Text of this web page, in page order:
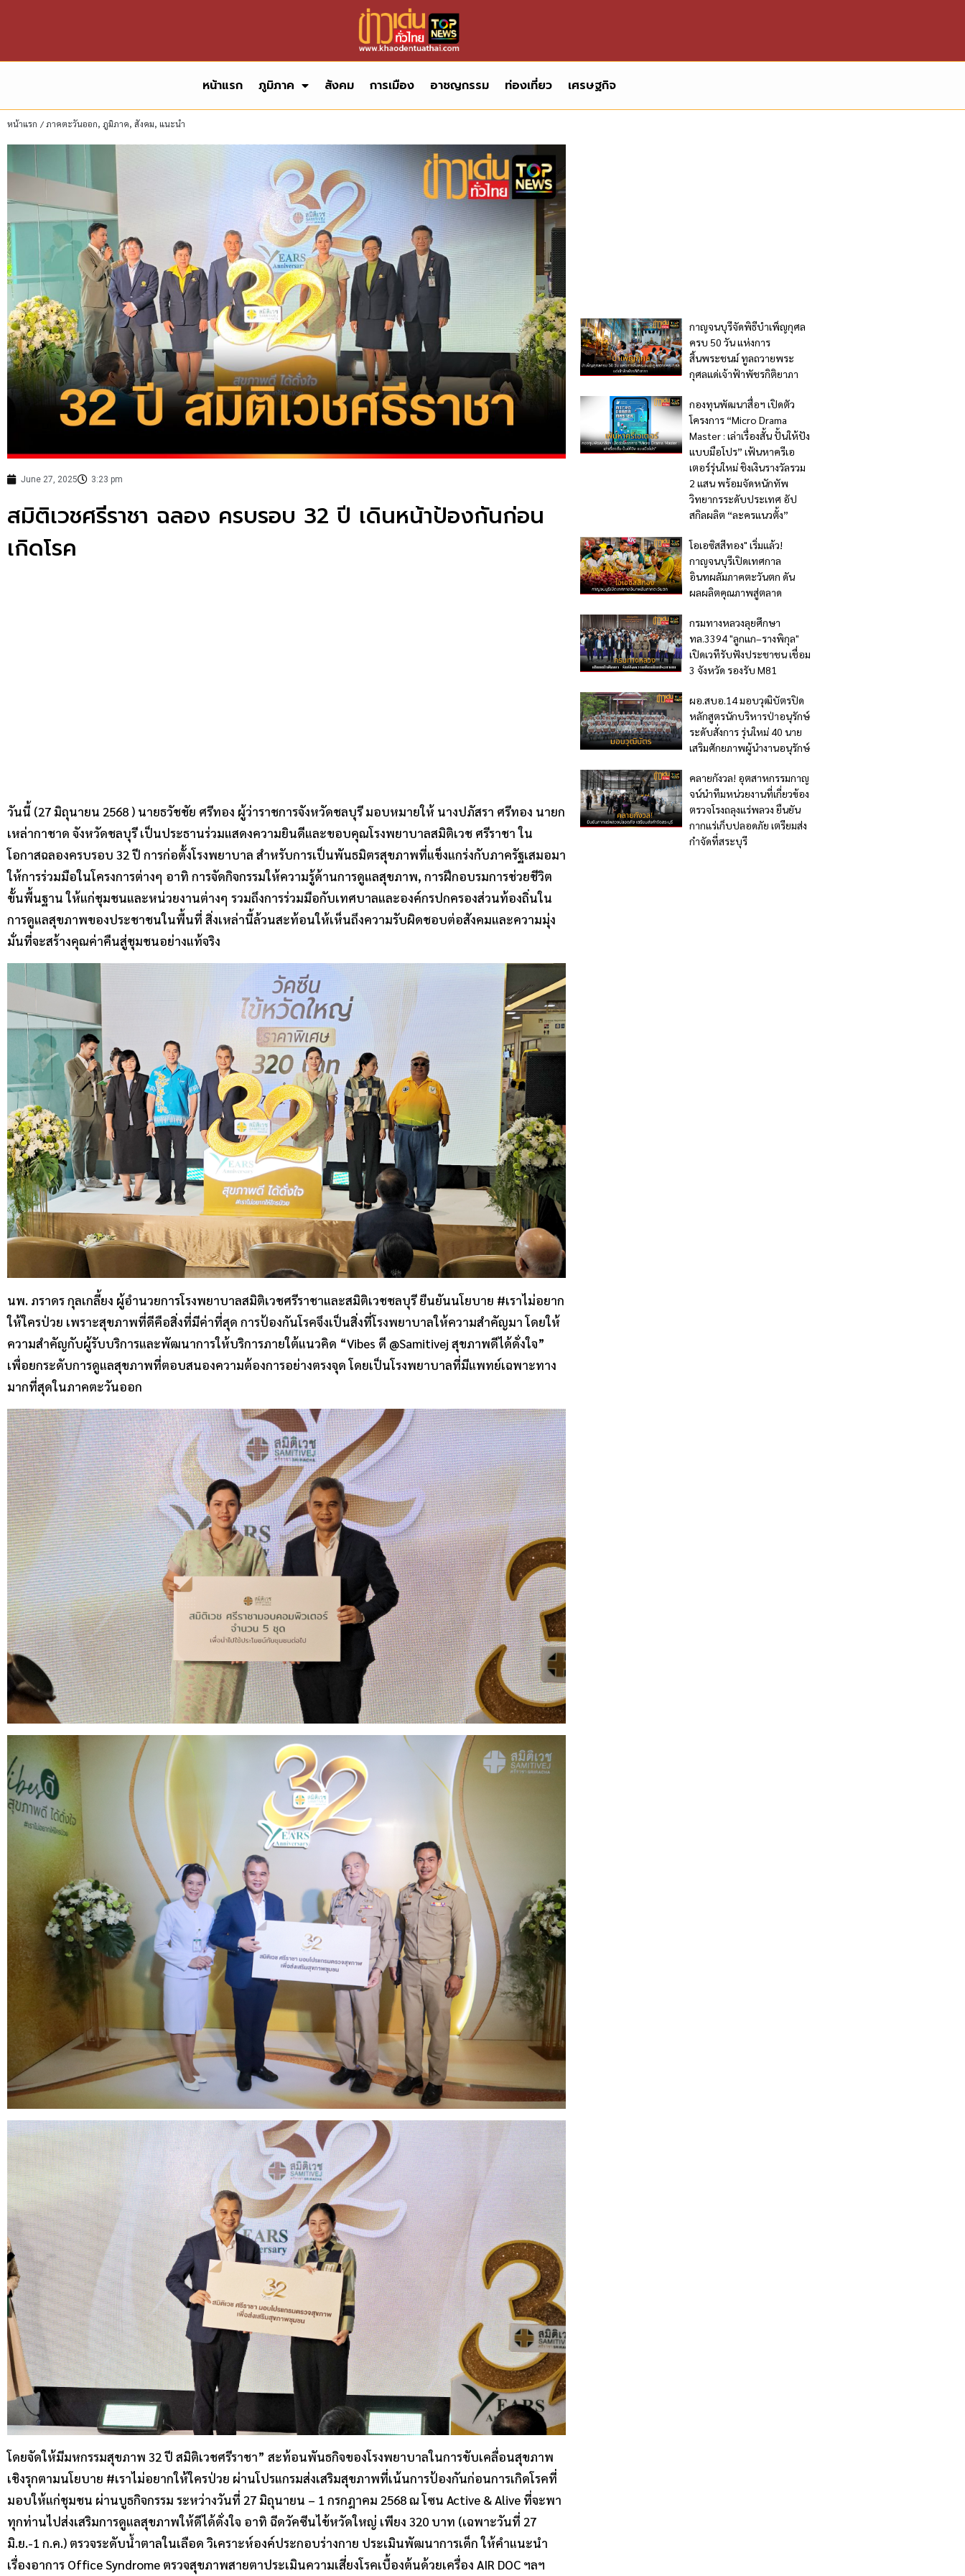
หน้าแรก ภูมิภาค สังคม การเมือง อาชญกรรม ท่องเที่ยว เศรษฐกิจ
หน้าแรก /ภาคตะวันออก, ภูมิภาค, สังคม, แนะนำ
June 27, 2025 3:23 pm
สมิติเวชศรีราชา ฉลอง ครบรอบ 32 ปี เดินหน้าป้องกันก่อน
เกิดโรค
วันนี้ (27 มิถุนายน 2568 ) นายธวัชชัย ศรีทอง ผู้ว่าราชการจังหวัดชลบุรี มอบหมายให้ นางปภัสรา ศรีทอง นายก
เหล่ากาชาด จังหวัดชลบุรี เป็นประธานร่วมแสดงความยินดีและขอบคุณโรงพยาบาลสมิติเวช ศรีราชา ใน
โอกาสฉลองครบรอบ 32 ปี การก่อตั้งโรงพยาบาล สำหรับการเป็นพันธมิตรสุขภาพที่แข็งแกร่งกับภาครัฐเสมอมา
ให้การร่วมมือในโครงการต่างๆ อาทิ การจัดกิจกรรมให้ความรู้ด้านการดูแลสุขภาพ, การฝึกอบรมการช่วยชีวิต
ขั้นพื้นฐาน ให้แก่ชุมชนและหน่วยงานต่างๆ รวมถึงการร่วมมือกับเทศบาลและองค์กรปกครองส่วนท้องถิ่นใน
การดูแลสุขภาพของประชาชนในพื้นที่ สิ่งเหล่านี้ล้วนสะท้อนให้เห็นถึงความรับผิดชอบต่อสังคมและความมุ่ง
มั่นที่จะสร้างคุณค่าคืนสู่ชุมชนอย่างแท้จริง
นพ. ภราดร กุลเกลี้ยง ผู้อำนวยการโรงพยาบาลสมิติเวชศรีราชาและสมิติเวชชลบุรี ยืนยันนโยบาย #เราไม่อยาก
ให้ใครป่วย เพราะสุขภาพที่ดีคือสิ่งที่มีค่าที่สุด การป้องกันโรคจึงเป็นสิ่งที่โรงพยาบาลให้ความสำคัญมา โดยให้
ความสำคัญกับผู้รับบริการและพัฒนาการให้บริการภายใต้แนวคิด “Vibes ดี @Samitivej สุขภาพดีได้ดั่งใจ”
เพื่อยกระดับการดูแลสุขภาพที่ตอบสนองความต้องการอย่างตรงจุด โดยเป็นโรงพยาบาลที่มีแพทย์เฉพาะทาง
มากที่สุดในภาคตะวันออก
โดยจัดให้มีมหกรรมสุขภาพ 32 ปี สมิติเวชศรีราชา” สะท้อนพันธกิจของโรงพยาบาลในการขับเคลื่อนสุขภาพ
เชิงรุกตามนโยบาย #เราไม่อยากให้ใครป่วย ผ่านโปรแกรมส่งเสริมสุขภาพที่เน้นการป้องกันก่อนการเกิดโรคที่
มอบให้แก่ชุมชน ผ่านบูธกิจกรรม ระหว่างวันที่ 27 มิถุนายน – 1 กรกฎาคม 2568 ณ โซน Active & Alive ที่จะพา
ทุกท่านไปส่งเสริมการดูแลสุขภาพให้ดีได้ดั่งใจ อาทิ ฉีดวัคซีนไข้หวัดใหญ่ เพียง 320 บาท (เฉพาะวันที่ 27
มิ.ย.-1 ก.ค.) ตรวจระดับน้ำตาลในเลือด วิเคราะห์องค์ประกอบร่างกาย ประเมินพัฒนาการเด็ก ให้คำแนะนำ
เรื่องอาการ Office Syndrome ตรวจสุขภาพสายตาประเมินความเสี่ยงโรคเบื้องต้นด้วยเครื่อง AIR DOC ฯลฯ
กาญจนบุรีจัดพิธีบำเพ็ญกุศล
ครบ 50 วัน แห่งการ
สิ้นพระชนม์ ทูลถวายพระ
กุศลแด่เจ้าฟ้าพัชรกิติยาภา
กองทุนพัฒนาสื่อฯ เปิดตัว
โครงการ “Micro Drama
Master : เล่าเรื่องสั้น ปั้นให้ปัง
แบบมือโปร” เฟ้นหาครีเอ
เตอร์รุ่นใหม่ ชิงเงินรางวัลรวม
2 แสน พร้อมจัดหนักทัพ
วิทยากรระดับประเทศ อัป
สกิลผลิต “ละครแนวตั้ง”
โอเอซิสสีทอง" เริ่มแล้ว!
กาญจนบุรีเปิดเทศกาล
อินทผลัมภาคตะวันตก ดัน
ผลผลิตคุณภาพสู่ตลาด
กรมทางหลวงลุยศึกษา
ทล.3394 "ลูกแก–รางพิกุล"
เปิดเวทีรับฟังประชาชน เชื่อม
3 จังหวัด รองรับ M81
ผอ.สบอ.14 มอบวุฒิบัตรปิด
หลักสูตรนักบริหารป่าอนุรักษ์
ระดับสั่งการ รุ่นใหม่ 40 นาย
เสริมศักยภาพผู้นำงานอนุรักษ์
คลายกังวล! อุตสาหกรรมกาญ
จน์นำทีมหน่วยงานที่เกี่ยวข้อง
ตรวจโรงถลุงแร่พลวง ยืนยัน
กากแร่เก็บปลอดภัย เตรียมส่ง
กำจัดที่สระบุรี